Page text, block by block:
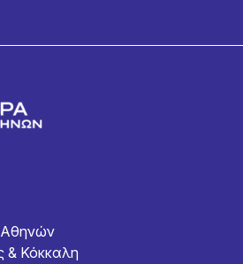
& Κόκκαλη